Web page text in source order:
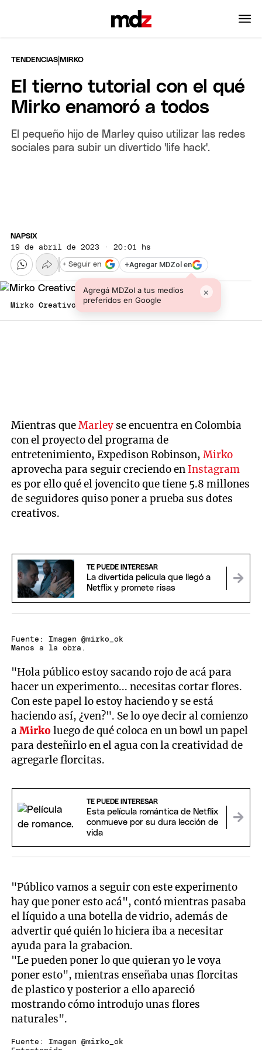
TENDENCIAS |MIRKO
El tierno tutorial con el qué
Mirko enamoró a todos
El pequeño hijo de Marley quiso utilizar las redes
sociales para subir un divertido 'life hack'.
NAPSIX
19 de abril de 2023 · 20:01 hs
+Agregar MDZol en
Agregá MDZol a tus medios
preferidos en Google
×
+ Seguir en
Mirko Creativo. Foto: @mirko_ok
Mientras queMarley se encuentra en Colombia
con el proyecto del programa de
entretenimiento, Expedison Robinson,Mirko
aprovecha para seguir creciendo en Instagram
es por ello qué el jovencito que tiene 5.8 millones
de seguidores quiso poner a prueba sus dotes
creativos.
TE PUEDE INTERESAR
La divertida película que llegó a
Netflix y promete risas
Fuente: Imagen @mirko_ok
Manos a la obra.
"Hola público estoy sacando rojo de acá para
hacer un experimento... necesitas cortar flores.
Con este papel lo estoy haciendo y se está
haciendo así, ¿ven?". Se lo oye decir al comienzo
aMirkoluego de qué coloca en un bowl un papel
para desteñirlo en el agua con la creatividad de
agregarle florcitas.
TE PUEDE INTERESAR
Esta película romántica de Netflix
conmueve por su dura lección de
vida
"Público vamos a seguir con este experimento
hay que poner esto acá", contó mientras pasaba
el líquido a una botella de vidrio, además de
advertir qué quién lo hiciera iba a necesitar
ayuda para la grabacion.
"Le pueden poner lo que quieran yo le voya
poner esto", mientras enseñaba unas florcitas
de plastico y posterior a ello apareció
mostrando cómo introdujo unas flores
naturales".
Fuente: Imagen @mirko_ok